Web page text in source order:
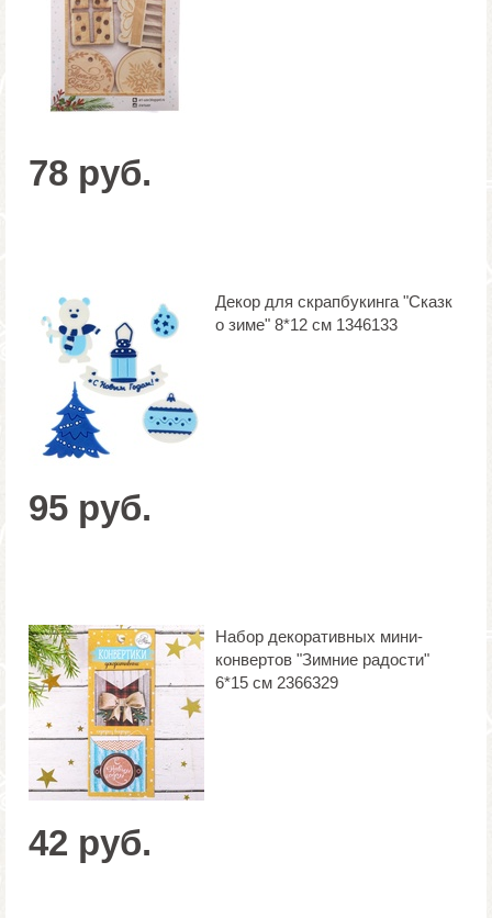
78 руб.
Декор для скрапбукинга "Сказк
о зиме" 8*12 см 1346133
95 руб.
Набор декоративных мини-
конвертов "Зимние радости"
6*15 см 2366329
42 руб.